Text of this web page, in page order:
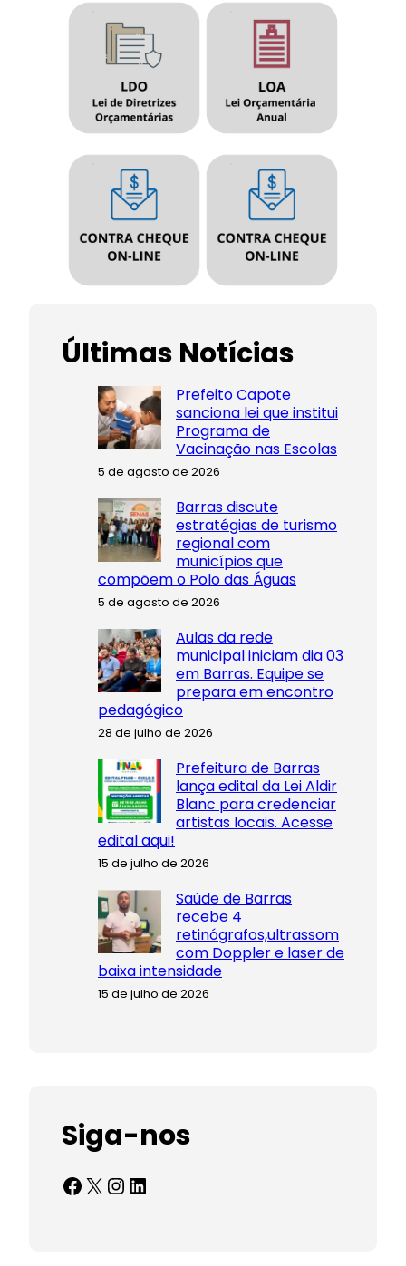
Últimas Notícias
Prefeito Capote
sanciona lei que institui
Programa de
Vacinação nas Escolas
5 de agosto de 2026
Barras discute
estratégias de turismo
regional com
municípios que
compõem o Polo das Águas
5 de agosto de 2026
Aulas da rede
municipal iniciam dia 03
em Barras. Equipe se
prepara em encontro
pedagógico
28 de julho de 2026
Prefeitura de Barras
lança edital da Lei Aldir
Blanc para credenciar
artistas locais. Acesse
edital aqui!
15 de julho de 2026
Saúde de Barras
recebe 4
retinógrafos,ultrassom
com Doppler e laser de
baixa intensidade
15 de julho de 2026
Siga-nos
Facebook X InstagramLinkedIn